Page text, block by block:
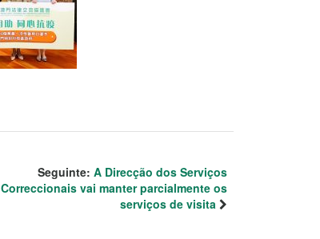
Seguinte: A Direcção dos Serviços
Correccionais vai manter parcialmente os
serviços de visita